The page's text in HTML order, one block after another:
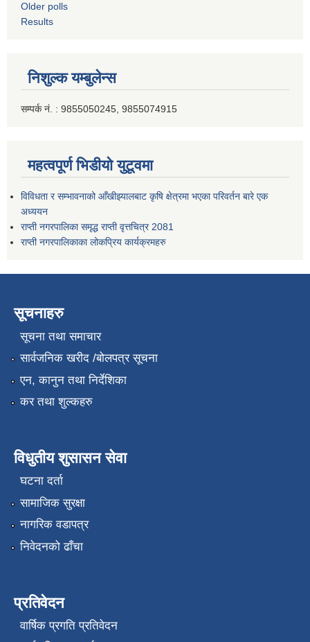
Older polls
Results
निशुल्क यम्बुलेन्स
सम्पर्क नं. : 9855050245, 9855074915
महत्वपूर्ण भिडीयो युटूवमा
विविधता र सम्भावनाको आँखीझ्यालबाट कृषि क्षेत्रमा भएका परिवर्तन बारे एक
अध्ययन
राप्ती नगरपालिका समृद्ध राप्ती वृत्तचित्र 2081
राप्ती नगरपालिकाका लोकप्रिय कार्यक्रमहरु
सूचनाहरु
सूचना तथा समाचार
सार्वजनिक खरीद /बोलपत्र सूचना
एन, कानुन तथा निर्देशिका
कर तथा शुल्कहरु
विधुतीय शुसासन सेवा
घटना दर्ता
सामाजिक सुरक्षा
नागरिक वडापत्र
निवेदनको ढाँचा
प्रतिवेदन
वार्षिक प्रगति प्रतिवेदन